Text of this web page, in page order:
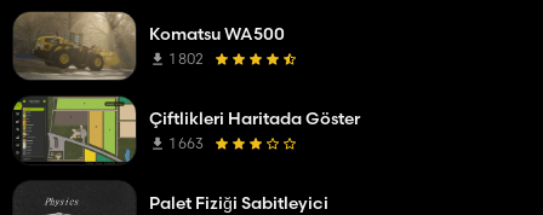
Komatsu WA500
1 802
Çiftlikleri Haritada Göster
1 663
Palet Fiziği Sabitleyici